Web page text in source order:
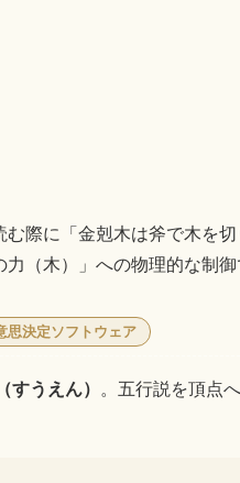
際に「金剋木は斧で木を
（木）」への物理的な制御
思決定ソフトウェア
すうえん） 。五行説を頂点